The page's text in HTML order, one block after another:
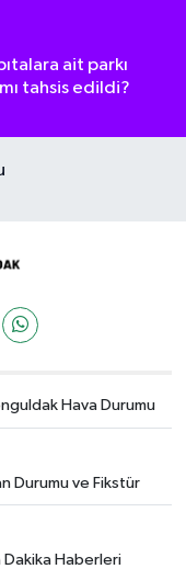
ait parkı
tahsis edildi?
Hava Durumu
Durumu ve Fikstür
Dakika Haberleri